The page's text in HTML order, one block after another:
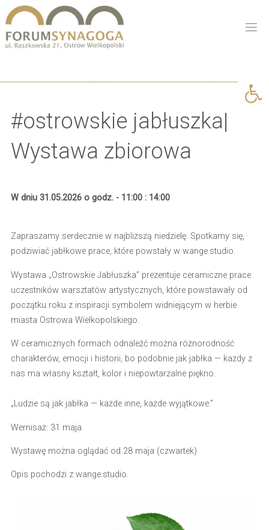
#ostrowskie jabłuszka|
Wystawa zbiorowa
W dniu 31.05.2026 o godz. - 11:00 : 14:00
Zapraszamy serdecznie w najbliższą niedzielę. Spotkamy się,
podziwiać jabłkowe prace, które powstały w wange.studio.
Wystawa „Ostrowskie Jabłuszka” prezentuje ceramiczne prace
uczestników warsztatów artystycznych, które powstawały od
początku roku z inspiracji symbolem widniejącym w herbie
miasta Ostrowa Wielkopolskiego.
W ceramicznych formach odnaleźć można różnorodność
charakterów, emocji i historii, bo podobnie jak jabłka — każdy z
nas ma własny kształt, kolor i niepowtarzalne piękno.
„Ludzie są jak jabłka — każde inne, każde wyjątkowe.”
Wernisaż: 31 maja
Wystawę można oglądać od 28 maja (czwartek)
Opis pochodzi z wange.studio.